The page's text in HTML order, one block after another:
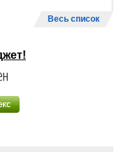
Весь список